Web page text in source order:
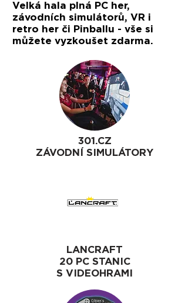
Velká hala plná PC her,
závodních simulátorů, VR i
retro her či Pinballu - vše si
můžete vyzkoušet zdarma.
301.CZ
ZÁVODNÍ SIMULÁTORY
LANCRAFT
20 PC STANIC
S VIDEOHRAMI